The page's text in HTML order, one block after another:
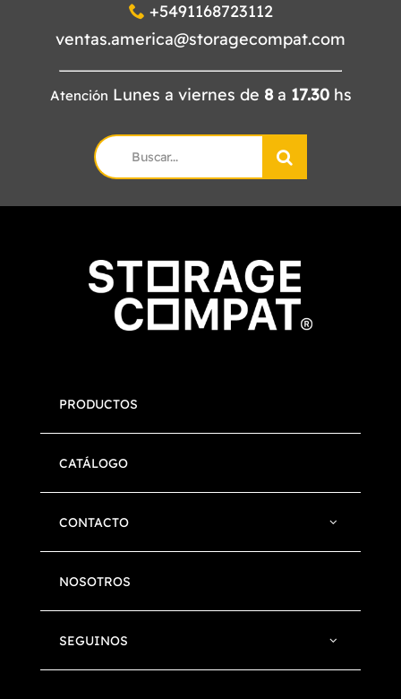
+5491168723112
ventas.america@storagecompat.com
Atención Lunes a viernes de 8a 17.30hs
Search
for:
PRODUCTOS
CATÁLOGO
CONTACTO
NOSOTROS
SEGUINOS